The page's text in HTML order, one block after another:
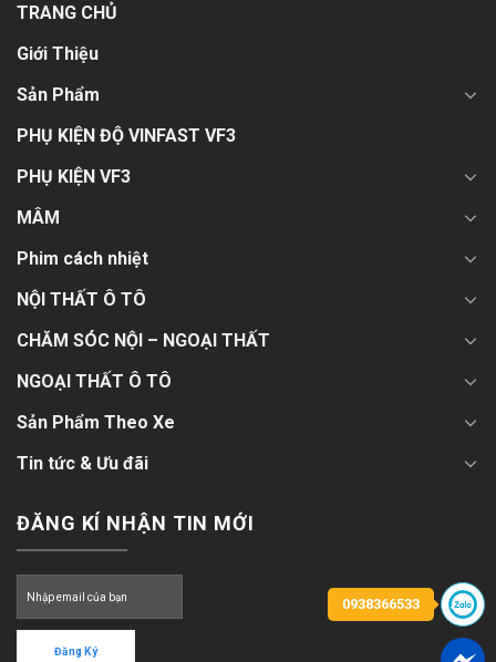
TRANG CHỦ
Giới Thiệu
Sản Phẩm
PHỤ KIỆN ĐỘ VINFAST VF3
PHỤ KIỆN VF3
MÂM
Phim cách nhiệt
NỘI THẤT Ô TÔ
CHĂM SÓC NỘI – NGOẠI THẤT
NGOẠI THẤT Ô TÔ
Sản Phẩm Theo Xe
Tin tức & Ưu đãi
ĐĂNG KÍ NHẬN TIN MỚI
0938366533